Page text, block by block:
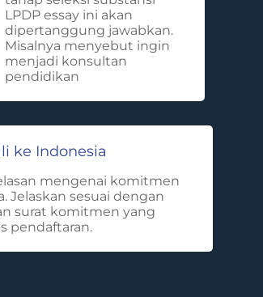
LPDP essay ini akan
dipertanggung jawabkan.
Misalnya menyebut ingin
menjadi konsultan
pendidikan
ke Indonesia
mengenai komitmen
Jelaskan sesuai dengan
surat komitmen yang
pendaftaran.